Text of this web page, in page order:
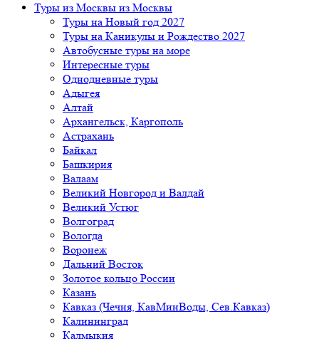
Туры из Москвы из Москвы
Туры на Новый год 2027
Туры на Каникулы и Рождество 2027
Автобусные туры на море
Интересные туры
Однодневные туры
Адыгея
Алтай
Архангельск, Каргополь
Астрахань
Байкал
Башкирия
Валаам
Великий Новгород и Валдай
Великий Устюг
Волгоград
Вологда
Воронеж
Дальний Восток
Золотое кольцо России
Казань
Кавказ (Чечня, КавМинВоды, Сев.Кавказ)
Калининград
Калмыкия